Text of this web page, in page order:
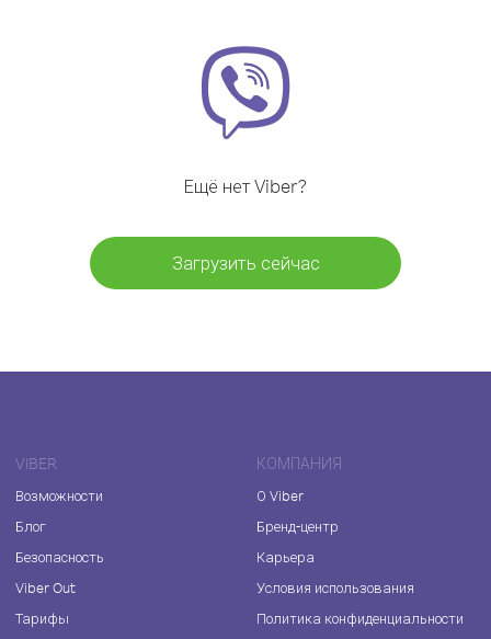
Ещё нет Viber?
Загрузить сейчас
VIBER
Возможности
Блог
Безопасность
Viber Out
Тарифы
КОМПАНИЯ
О Viber
Бренд-центр
Карьера
Условия использования
Политика конфиденциальности